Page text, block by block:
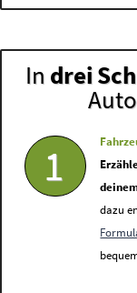
In drei
1
dazu